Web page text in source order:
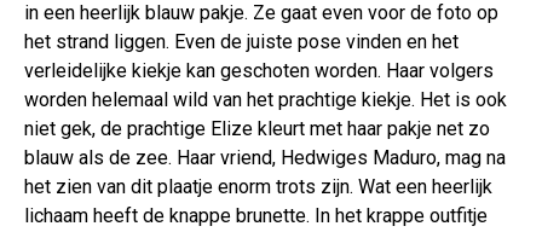
in een heerlijk blauw pakje. Ze gaat even voor de foto op
het strand liggen. Even de juiste pose vinden en het
verleidelijke kiekje kan geschoten worden. Haar volgers
worden helemaal wild van het prachtige kiekje. Het is ook
niet gek, de prachtige Elize kleurt met haar pakje net zo
blauw als de zee. Haar vriend, Hedwiges Maduro, mag na
het zien van dit plaatje enorm trots zijn. Wat een heerlijk
lichaam heeft de knappe brunette. In het krappe outfitje